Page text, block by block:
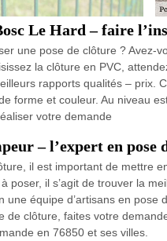
Le Hard – faire
une pose de clôture ? Avez-
la clôture en PVC,
rapports qualités – prix.
forme et couleur. Au niveau
votre demande
– l’expert en pose
il est important de mettre
poser, il s’agit de trouver la
une équipe d’artisans en
de clôture, faites votre
en 76850 et ses villes.